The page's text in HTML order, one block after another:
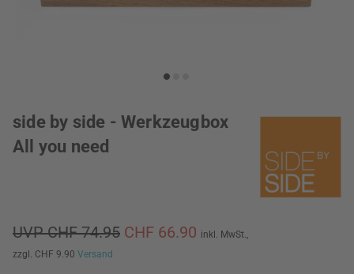
side by side - Werkzeugbox
All you need
UVP CHF 74.95 CHF 66.90 inkl. MwSt.,
zzgl. CHF 9.90 Versand